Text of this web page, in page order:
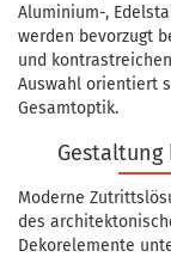
Aluminium-,
werden bevorzugt
und
Auswahl orientiert
Gesamtoptik.
Moderne
des
Dekorelemente